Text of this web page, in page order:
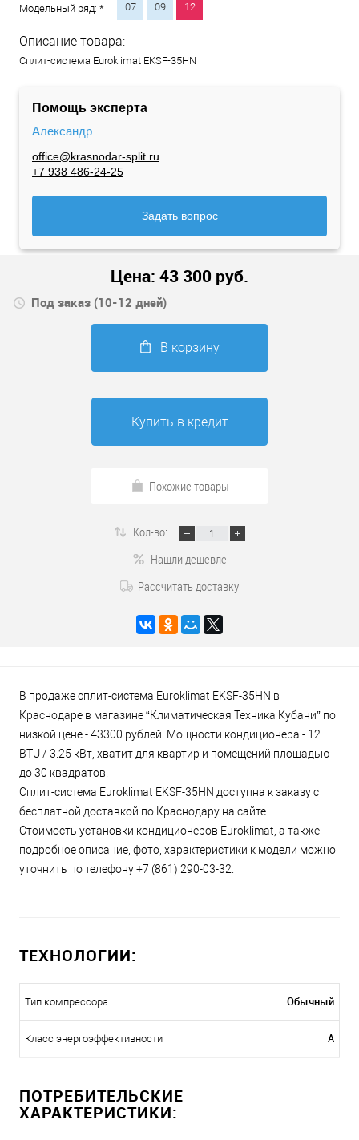
Модельный ряд: * 07 09 12
Описание товара:
Сплит-система Euroklimat EKSF-35HN
Помощь эксперта
Александр
office@krasnodar-split.ru
+7 938 486-24-25
Задать вопрос
Цена: 43 300 руб.
Под заказ (10-12 дней)
В корзину
Купить в кредит
Похожие товары
Кол-во:
Нашли дешевле
Рассчитать доставку
В продаже сплит-система Euroklimat EKSF-35HN в
Краснодаре в магазине “Климатическая Техника Кубани” по
низкой цене - 43300 рублей. Мощности кондиционера - 12
BTU / 3.25 кВт, хватит для квартир и помещений площадью
до 30 квадратов.
Сплит-система Euroklimat EKSF-35HN доступна к заказу с
бесплатной доставкой по Краснодару на сайте.
Стоимость установки кондиционеров Euroklimat, а также
подробное описание, фото, характеристики к модели можно
уточнить по телефону +7 (861) 290-03-32.
ТЕХНОЛОГИИ:
Тип компрессора Обычный
Класс энергоэффективности A
ПОТРЕБИТЕЛЬСКИЕ
ХАРАКТЕРИСТИКИ: